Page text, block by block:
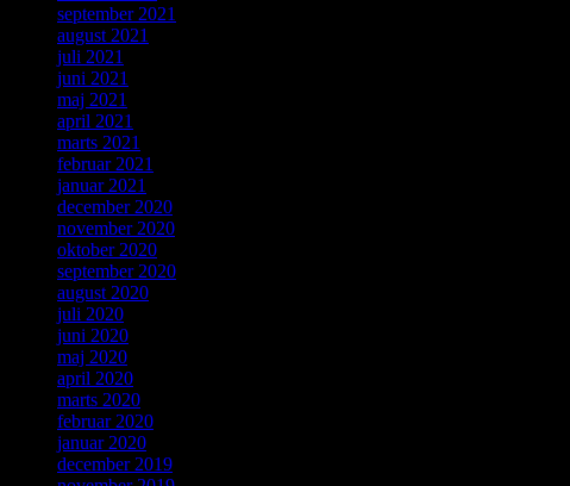
september 2021
august 2021
juli 2021
juni 2021
maj 2021
april 2021
marts 2021
februar 2021
januar 2021
december 2020
november 2020
oktober 2020
september 2020
august 2020
juli 2020
juni 2020
maj 2020
april 2020
marts 2020
februar 2020
januar 2020
december 2019